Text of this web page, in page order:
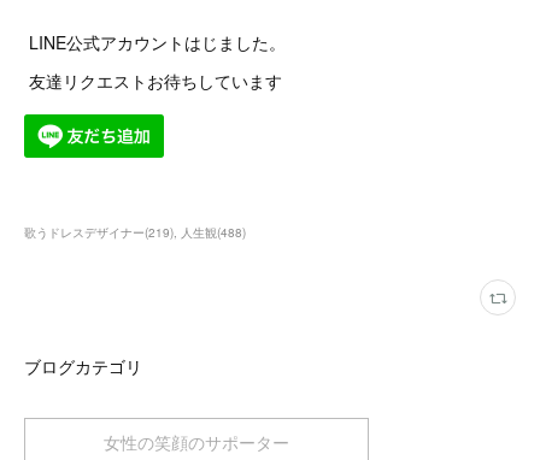
LINE公式アカウントはじました。
友達リクエストお待ちしています
歌うドレスデザイナー(219) 人生観(488)
ブログカテゴリ
女性の笑顔のサポーター